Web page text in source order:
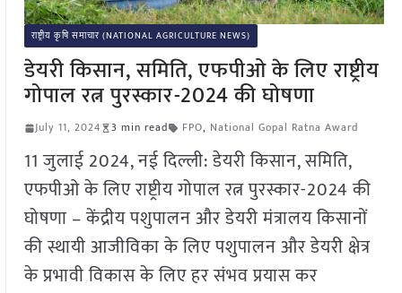
राष्ट्रीय कृषि समाचार (NATIONAL AGRICULTURE NEWS)
डेयरी किसान, समिति, एफपीओ के लिए राष्ट्रीय
गोपाल रत्न पुरस्कार-2024 की घोषणा
July 11, 2024 3 min read FPO, National Gopal Ratna Award
11 जुलाई 2024, नई दिल्ली: डेयरी किसान, समिति,
एफपीओ के लिए राष्ट्रीय गोपाल रत्न पुरस्कार-2024 की
घोषणा – केंद्रीय पशुपालन और डेयरी मंत्रालय किसानों
की स्थायी आजीविका के लिए पशुपालन और डेयरी क्षेत्र
के प्रभावी विकास के लिए हर संभव प्रयास कर